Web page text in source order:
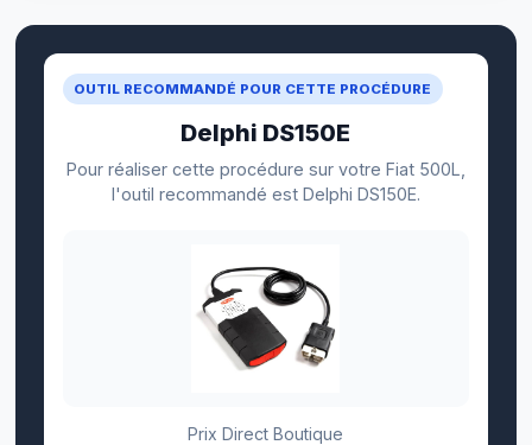
OUTIL RECOMMANDÉ POUR CETTE PROCÉDURE
Delphi DS150E
Pour réaliser cette procédure sur votre Fiat 500L,
l'outil recommandé est Delphi DS150E.
Prix Direct Boutique